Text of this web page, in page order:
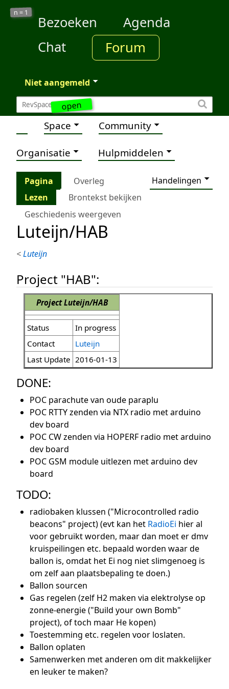
open
n = 1
Bezoeken
Agenda
Chat
Forum
Niet aangemeld
Space Community
Organisatie Hulpmiddelen
Pagina Overleg
Handelingen
Lezen
Brontekst bekijken
Geschiedenis weergeven
Luteijn/HAB
<Luteijn
Project "HAB":
Project Luteijn/HAB
Status
In progress
Contact
Luteijn
Last Update 2016-01-13
DONE:
POC parachute van oude paraplu
POC RTTY zenden via NTX radio met arduino
dev board
POC CW zenden via HOPERF radio met arduino
dev board
POC GSM module uitlezen met arduino dev
board
TODO:
radiobaken klussen ("Microcontrolled radio
beacons" project) (evt kan het RadioEi hier al
voor gebruikt worden, maar dan moet er dmv
kruispeilingen etc. bepaald worden waar de
ballon is, omdat het Ei nog niet slimgenoeg is
om zelf aan plaatsbepaling te doen.)
Ballon sourcen
Gas regelen (zelf H2 maken via elektrolyse op
zonne-energie ("Build your own Bomb"
project), of toch maar He kopen)
Toestemming etc. regelen voor loslaten.
Ballon oplaten
Samenwerken met anderen om dit makkelijker
en leuker te maken?